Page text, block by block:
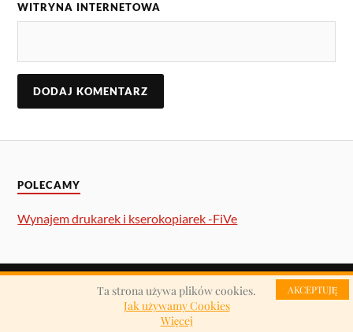
WITRYNA INTERNETOWA
POLECAMY
Wynajem drukarek i kserokopiarek -FiVe
WORDPRESS & THEME BY ANDERS NORÉN
Ta strona używa plików cookies.
Jak używamy Cookies
Więcej
AKCEPTUJĘ